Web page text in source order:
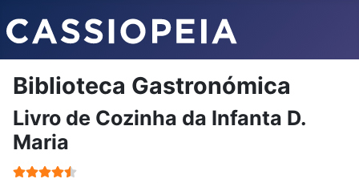
Biblioteca Gastronómica
Livro de Cozinha da Infanta D.
Maria
Votos do utilizador: